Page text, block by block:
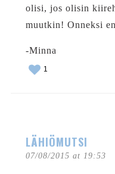
olisi, jos olisin
muutkin! Onneksi
-Minna
1
LÄHIÖMUTSI
07/08/2015 at 19:53